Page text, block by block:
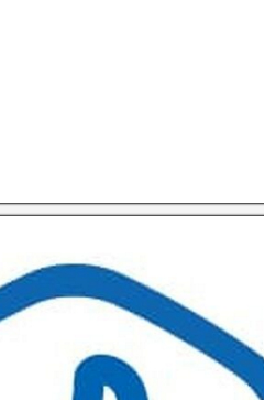
мусор, сотрудники